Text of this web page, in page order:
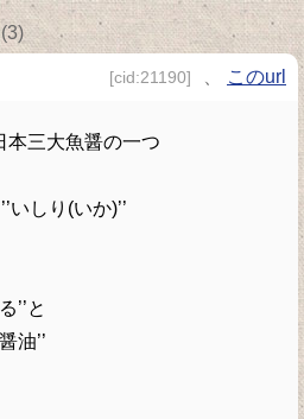
[cid:21190] このurl
本三大魚醤の一つ
いしり(いか)’’
’’と
油’’